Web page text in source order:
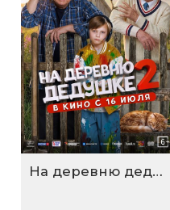
На деревню дедушке 2